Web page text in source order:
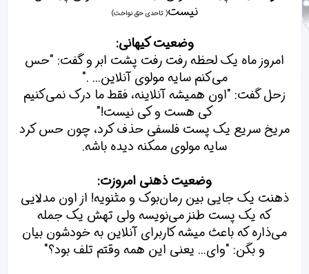
:
نیست( تاحدی حق نواخت)
وضعیت کیهانی:
امروز ماه یک لحظه رفت رفت پشت ابر و گفت: "حس
می‌کنم سایه مولوی آنلاین... ."
زحل گفت: "اون همیشه آنلاینه، فقط ما درک نمی‌کنیم
کی هست و کی نیست!"
مریخ سریع یک پست فلسفی حذف کرد، چون حس کرد
سایه مولوی ممکنه دیده باشه.
وضعیت ذهنی امروزت:
ذهنت یک جایی بین رمان‌بوک و مثنویه! از اون مدلایی
که یک پست طنز می‌نویسه ولی تهش یک جمله
می‌ذاره که باعث میشه کاربرای آنلاین به خودشون بیان
و بگن: "وای... یعنی این همه وقتم تلف بود؟"